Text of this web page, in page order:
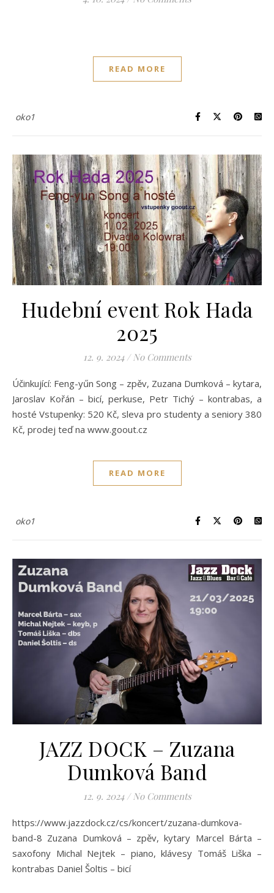
READ MORE
oko1
Hudební event Rok Hada
2025
12. 9. 2024 / No Comments
Účinkující: Feng-yűn Song – zpěv, Zuzana Dumková – kytara,
Jaroslav Kořán – bicí, perkuse, Petr Tichý – kontrabas, a
hosté Vstupenky: 520 Kč, sleva pro studenty a seniory 380
Kč, prodej teď na www.goout.cz
READ MORE
oko1
JAZZ DOCK – Zuzana
Dumková Band
12. 9. 2024 / No Comments
https://www.jazzdock.cz/cs/koncert/zuzana-dumkova-
band-8 Zuzana Dumková – zpěv, kytary Marcel Bárta –
saxofony Michal Nejtek – piano, klávesy Tomáš Liška –
kontrabas Daniel Šoltis – bicí